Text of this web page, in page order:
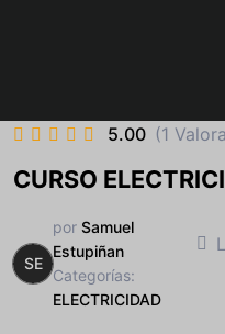
5.00 (1
CURSO
SE
por Samuel
Estupiñan
Categorías:
ELECTRICIDAD